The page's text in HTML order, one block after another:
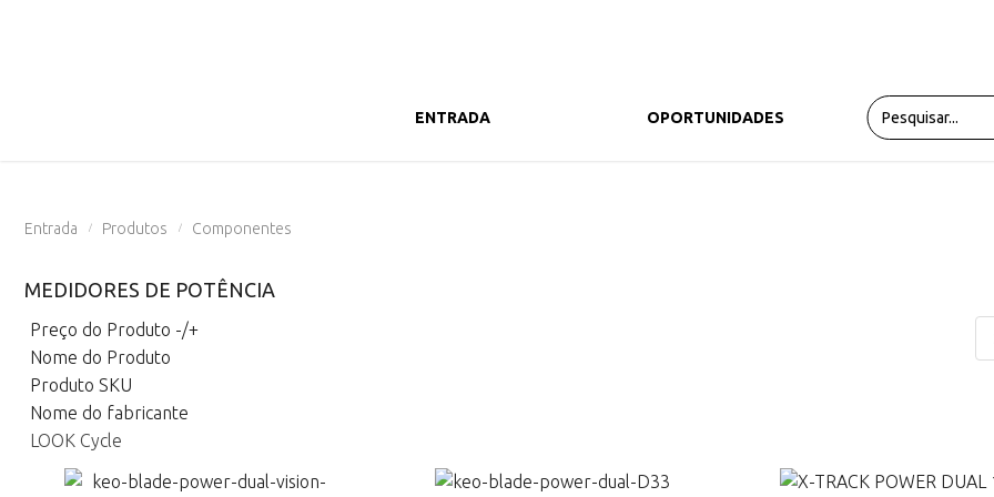
ENTRADA OPORTUNIDADES
Entrada / Produtos / Componentes
MEDIDORES DE POTÊNCIA
Preço do Produto -/+
Nome do Produto
Produto SKU
Nome do fabricante
LOOK Cycle